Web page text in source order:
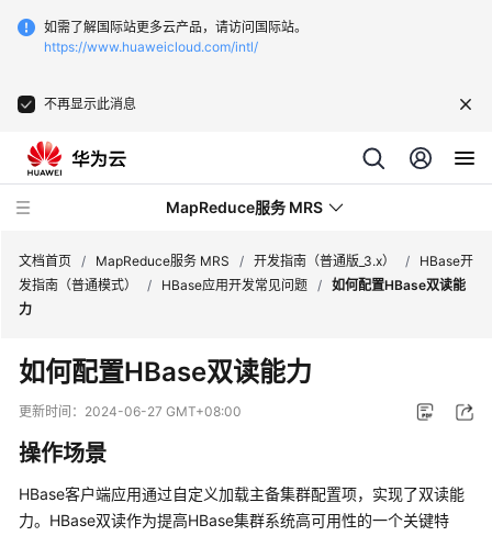
如需了解国际站更多云产品，请访问国际站。
https://www.huaweicloud.com/intl/
不再显示此消息
MapReduce服务 MRS
新
动
态
服
公
告
文档首页 / MapReduce服务 MRS / 开发指南（普通版_3.x） /
HBase开
发指南（普通模式）
/ HBase应用开发常见问题 / 如何配置HBase双读能
力
如何配置HBase双读能力
更新时间： 2024-06-27 GMT+08:00
操作场景
HBase客户端应用通过自定义加载主备集群配置项，实现了双读能
力。HBase双读作为提高HBase集群系统高可用性的一个关键特